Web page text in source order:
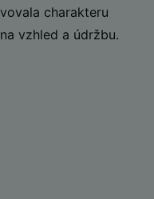
charakteru
vzhled a údržbu.